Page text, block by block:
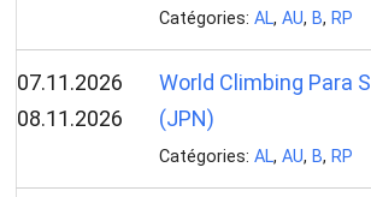
Catégories: AL, AU, B, RP
07.11.2026
08.11.2026
World Climbing Para
(JPN)
Catégories: AL, AU, B, RP